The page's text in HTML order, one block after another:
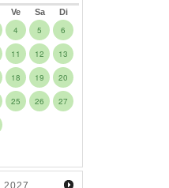
Ve Sa Di
4 5 6
11 12 13
18 19 20
25 26 27
2027